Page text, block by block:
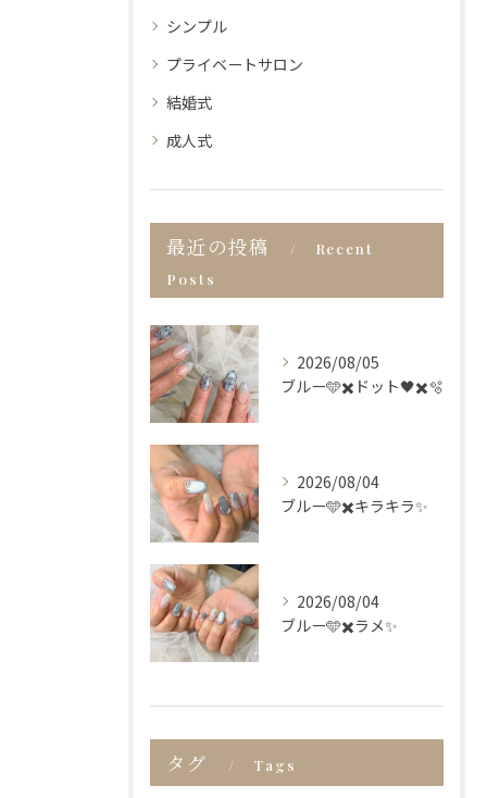
シンプル
プライベートサロン
結婚式
成人式
最近の投稿
Recent
Posts
2026/08/05
ブルー🩵✖️ドット🖤✖️🫧
2026/08/04
ブルー🩵✖️キラキラ✨
2026/08/04
ブルー🩵✖️ラメ✨
タグ Tags